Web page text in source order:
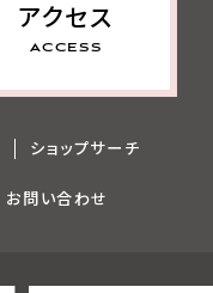
アクセス
ACCESS
ショップサーチ
お問い合わせ